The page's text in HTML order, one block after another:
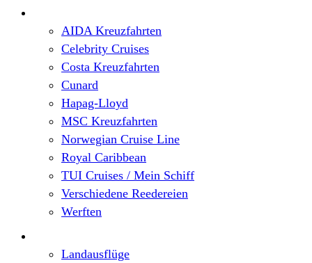
AIDA Kreuzfahrten
Celebrity Cruises
Costa Kreuzfahrten
Cunard
Hapag-Lloyd
MSC Kreuzfahrten
Norwegian Cruise Line
Royal Caribbean
TUI Cruises / Mein Schiff
Verschiedene Reedereien
Werften
Landausflüge